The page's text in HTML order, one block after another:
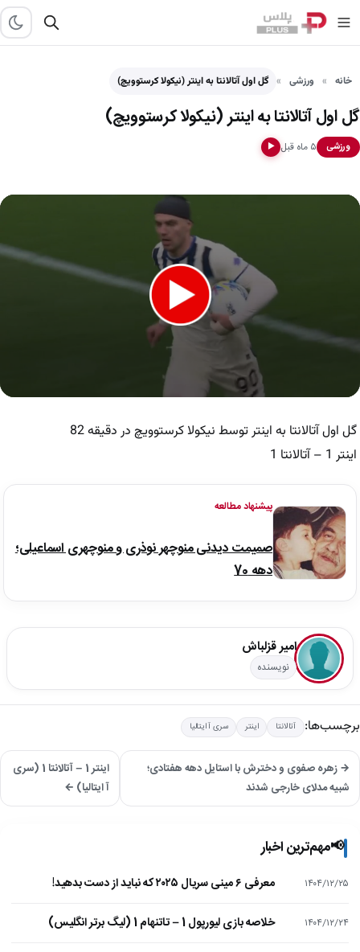
خانه ورزشی گل اول آتالانتا به اینتر (نیکولا کرستوویچ)
گل اول آتالانتا به اینتر (نیکولا کرستوویچ)
ورزشی ۵ ماه قبل ▶
گل اول آتالانتا به اینتر توسط نیکولا کرستوویچ در دقیقه 82
اینتر 1 – آتالانتا 1
پیشنهاد مطالعه
صمیمت دیدنی منوچهر نوذری و منوچهری اسماعیلی؛
دهه 70
امیر قزلباش
نویسنده
برچسب‌ها: آتالانتا اینتر سری آ ایتالیا
→ زهره صفوی و دخترش با استایل دهه هفتادی؛
شبیه مدلای خارجی شدند
اینتر 1 – آتالانتا 1 (سری
آ ایتالیا) ←
📢مهم‌ترین اخبار
۱۴۰۴/۱۲/۲۵ معرفی ۶ مینی سریال ۲۰۲۵ که نباید از دست بدهید!
۱۴۰۴/۱۲/۲۴ خلاصه بازی لیورپول 1 – تاتنهام 1 (لیگ برتر انگلیس)